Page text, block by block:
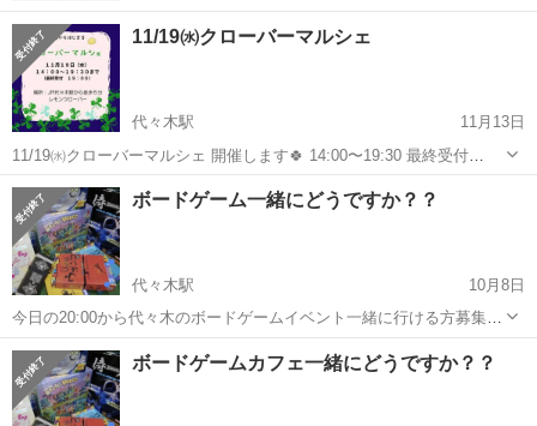
11/19㈬クローバーマルシェ
代々木駅
11月13日
11/19㈬クローバーマルシェ 開催します🍀 14:00〜19:30 最終受付
19:00 居心地の良い レモンクローバーサロンで 開催です 東京都渋谷区
千駄ケ谷５丁目１７−２ パレス北参道 １０５ ...
東京 渋谷区 代々木駅 その他 空き
ボードゲーム一緒にどうですか？？
代々木駅
10月8日
今日の20:00から代々木のボードゲームイベント一緒に行ける方募集中
です！初心者でも大丈夫です！
東京 新宿区 代々木駅 ボード
ボードゲームカフェ一緒にどうですか？？